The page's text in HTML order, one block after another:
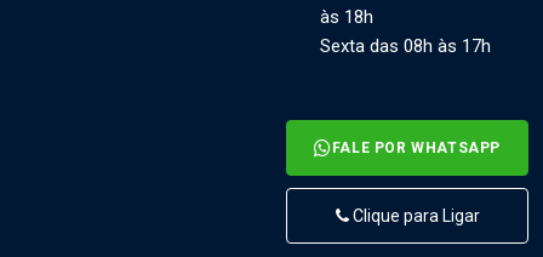
às 18h
Sexta das 08h às 17h
FALE POR WHATSAPP
Clique para Ligar